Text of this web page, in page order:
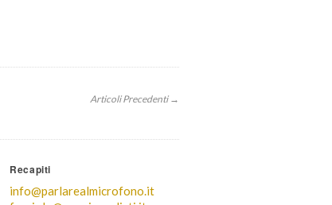
Articoli Precedenti →
Recapiti
info@parlarealmicrofono.it